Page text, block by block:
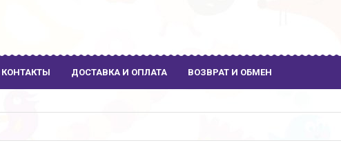
КОНТАКТЫ ДОСТАВКА И ОПЛАТА ВОЗВРАТ И ОБМЕН